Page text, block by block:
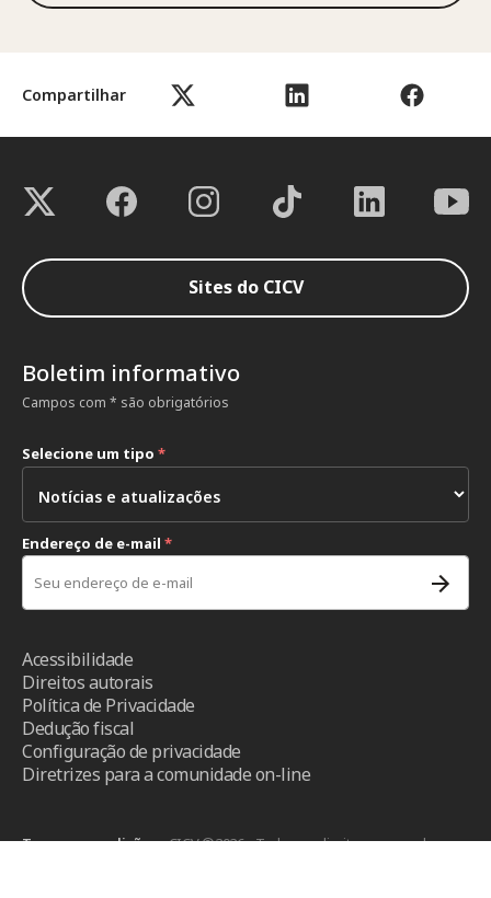
Compartilhar
Sites do CICV
Boletim informativo
Campos com * são obrigatórios
Selecione um tipo *
Endereço de e-mail *
Acessibilidade
Direitos autorais
Política de Privacidade
Dedução fiscal
Configuração de privacidade
Diretrizes para a comunidade on-line
Termos e condições- CICV ©2026 - Todos os direitos reservados